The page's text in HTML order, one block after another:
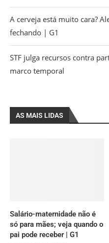
A cerveja está muito cara?
fechando | G1
STF julga recursos contra
marco temporal
AS MAIS LIDAS
Salário-maternidade não é
só para mães; veja quando o
pai pode receber | G1